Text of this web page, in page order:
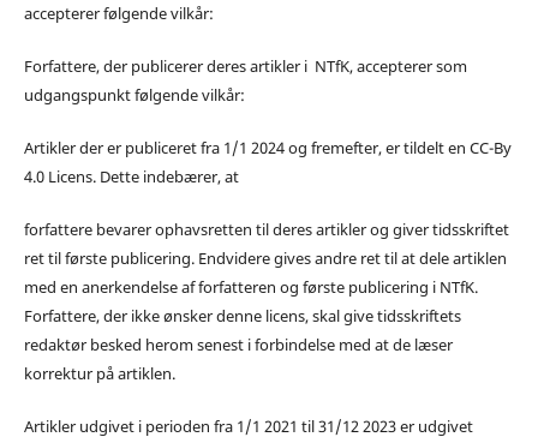
accepterer følgende vilkår:
Forfattere, der publicerer deres artikler i NTfK, accepterer som
udgangspunkt følgende vilkår:
Artikler der er publiceret fra 1/1 2024 og fremefter, er tildelt en CC-By
4.0 Licens. Dette indebærer, at
forfattere bevarer ophavsretten til deres artikler og giver tidsskriftet
ret til første publicering. Endvidere gives andre ret til at dele artiklen
med en anerkendelse af forfatteren og første publicering i NTfK.
Forfattere, der ikke ønsker denne licens, skal give tidsskriftets
redaktør besked herom senest i forbindelse med at de læser
korrektur på artiklen.
Artikler udgivet i perioden fra 1/1 2021 til 31/12 2023 er udgivet